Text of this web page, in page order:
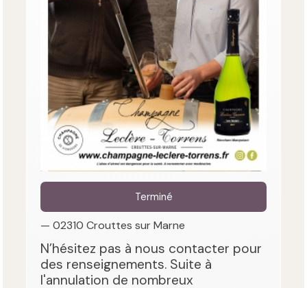
Terminé
— 02310 Crouttes sur Marne
N’hésitez pas à nous contacter pour
des renseignements. Suite à
l'annulation de nombreux